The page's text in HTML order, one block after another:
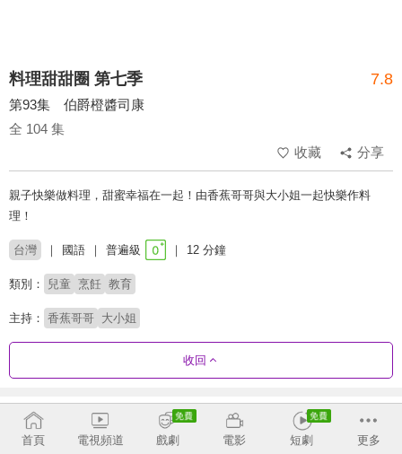
料理甜甜圈 第七季 7.8
第93集 伯爵橙醬司康
全 104 集
收藏
分享
親子快樂做料理，甜蜜幸福在一起！由香蕉哥哥與大小姐一起快樂作料
理！
台灣 國語 普遍級 12 分鐘
類別： 兒童 烹飪 教育
主持： 香蕉哥哥 大小姐
收回
劇集列表 正序
第6季 第7季
首頁 電視頻道 戲劇 電影 短劇 更多